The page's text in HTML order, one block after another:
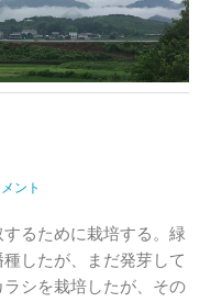
ント
るために栽培する。緑
したが、まだ発芽して
シを栽培したが、その